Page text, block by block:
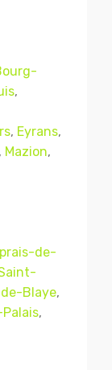
,
, Eyrans,
, Mazion,
de-
Blaye,
,